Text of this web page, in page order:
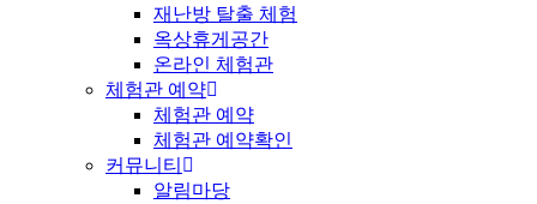
재난방 탈출 체험
옥상휴게공간
온라인 체험관
체험관 예약
체험관 예약
체험관 예약확인
커뮤니티
알림마당